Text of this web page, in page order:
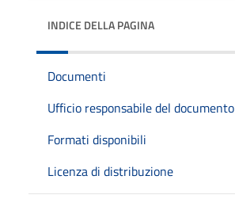
INDICE DELLA PAGINA
Documenti
Ufficio responsabile del documento
Formati disponibili
Licenza di distribuzione